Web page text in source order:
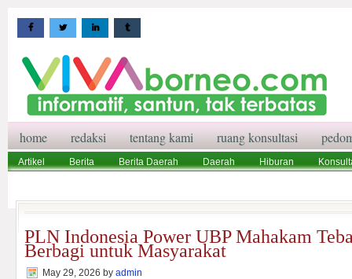
home redaksi tentang kami ruang konsultasi
Artikel Berita Berita Daerah Daerah Hiburan
PLN Indonesia Power UBP Mahakam
Berbagi untuk Masyarakat
May 29, 2026 by admin